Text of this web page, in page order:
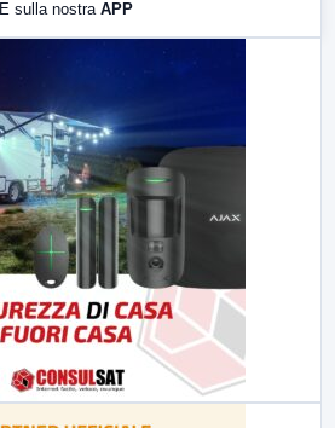
E sulla nostra APP